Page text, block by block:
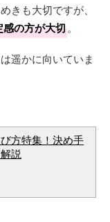
きも大切ですが、
の方が大切。
遥かに向いていま
方特集！決め手
説